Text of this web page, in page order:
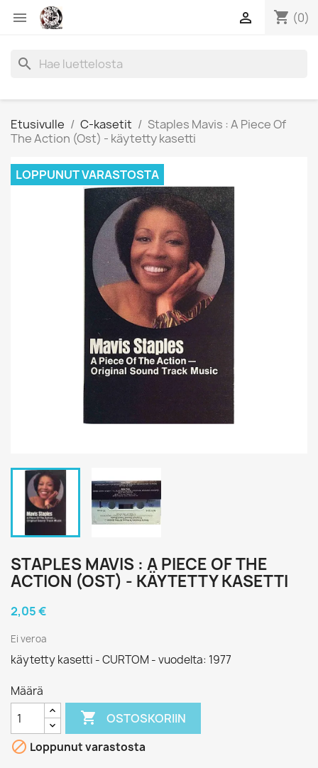
 shopping_cart (0)

search
Etusivulle C-kasetit
Staples Mavis : A Piece Of
The Action (Ost) - käytetty kasetti
LOPPUNUT VARASTOSTA
STAPLES MAVIS : A PIECE OF THE
ACTION (OST) - KÄYTETTY KASETTI
2,05 €
Ei veroa
käytetty kasetti - CURTOM - vuodelta: 1977
Määrä
 OSTOSKORIIN
 Loppunut varastosta